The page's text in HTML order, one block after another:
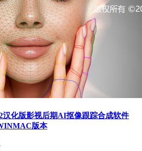
汉化版影视后期AI抠像跟踪合成软件
版本